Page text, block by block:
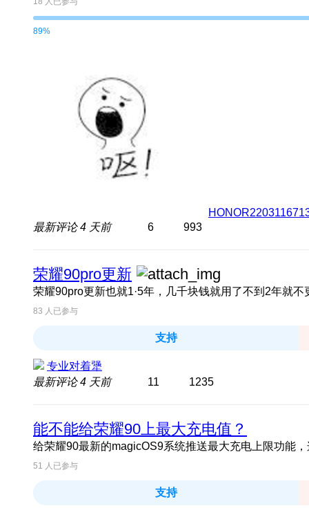
89%
最新评论4 天前 6 993
荣耀90pro更新
83 人已参与
支持
专业对着犟
最新评论4 天前 11 1235
能不能给荣耀90上最大充电值？
给荣耀90最新的magicOS9系统推送最大充电上限功能
51 人已参与
支持